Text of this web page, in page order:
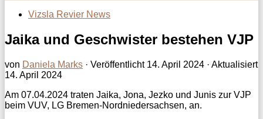
Vizsla Revier News
Jaika und Geschwister bestehen VJP
von Daniela Marks · Veröffentlicht 14. April 2024 · Aktualisiert
14. April 2024
Am 07.04.2024 traten Jaika, Jona, Jezko und Junis zur VJP
beim VUV, LG Bremen-Nordniedersachsen, an.